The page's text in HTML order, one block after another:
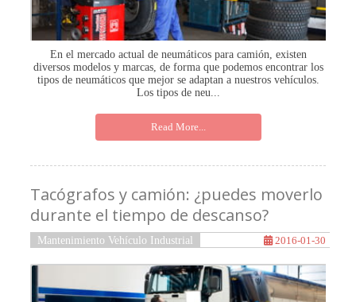
En el mercado actual de neumáticos para camión, existen
diversos modelos y marcas, de forma que podemos encontrar los
tipos de neumáticos que mejor se adaptan a nuestros vehículos.
Los tipos de neu...
Read More...
Tacógrafos y camión: ¿puedes moverlo
durante el tiempo de descanso?
Mantenimiento Vehículo Industrial 2016-01-30